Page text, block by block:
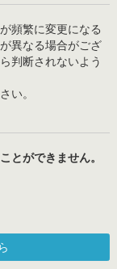
頻繁に変更になる
異なる場合がござ
判断されないよう
い。
とができません。